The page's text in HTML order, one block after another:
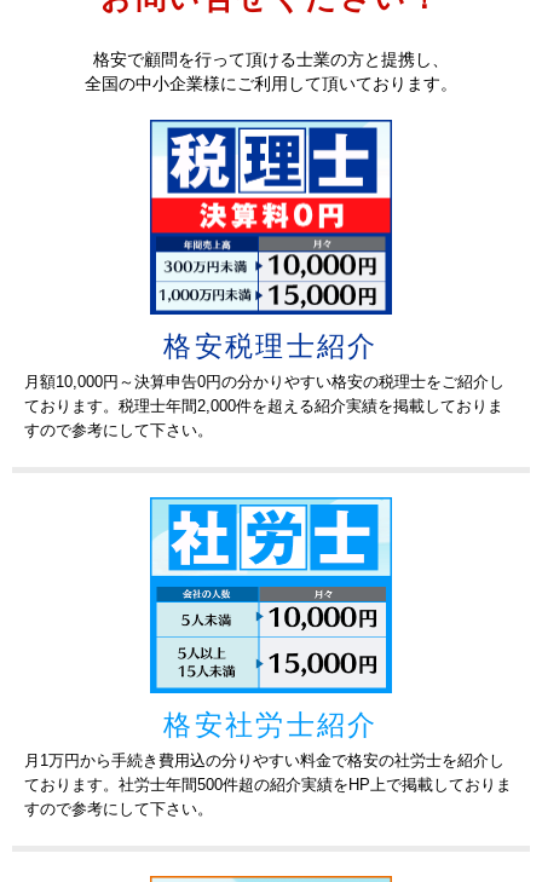
2025-09-16
富士見市で情報通信業の会社を経営している法人
いできる先生を探しています。
名古屋市天白区で給食委託業務の仕事をしている
個人事業主です。今年１月に開業しまして、顧問
をお願いできる税理士の先生を探しております。
名古屋市天白区で給食委託業務の仕事をしている
個人事業主です。お願いしている先生がいます
が、変更を検討しており社労士の先生を探してい
ます。
2025-09-12
税理士 千葉県
柏市でコンサル（不動産、建築、リフォーム）、
FP業務をしている法人です。たまに外注さんがい
岐阜市でWebクリエイターの仕事をしている法人
です。今後の顧問をお願いしたいと思いまして、
税理士の先生を探しています。
横浜市青葉区でネイルサロン、スクール、コンサ
ルをしている法人です。お願いしている先生がお
りますが、変更のため新しい先生を探していま
す。
<< < 1 ... 56 57 58 59 60
格安で顧問を行って頂ける士業の方と提携し、
全国の中小企業様にご利用して頂いております。
格安税理士紹介
月額10,000円～決算申告0円の分かりやすい格安の税理士をご紹介し
ております。税理士年間2,000件を超える紹介実績を掲載しておりま
すので参考にして下さい。
格安社労士紹介
月1万円から手続き費用込の分りやすい料金で格安の社労士を紹介し
ております。社労士年間500件超の紹介実績をHP上で掲載しておりま
すので参考にして下さい。